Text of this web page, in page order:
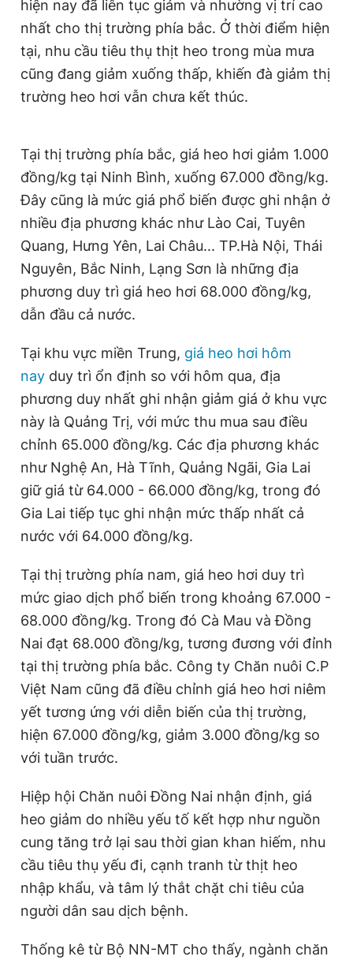
Hotline
0906 645 777
Liên hệ quảng cáo
0908 780 404
Đặt báo Quảng cáo Tòa soạn Chính sách bảo
Tổng biên tập: Nguyễn Ngọc Toàn
Phó tổng biên tập thường trực: Hải Thành
Tổng thư ký tòa soạn: Đức Trung
Giấy phép xuất bản số 110/GP - BTTTT cấp ngày 24.3.2020
© 2003-2026 Bản quyền thuộc về Báo Thanh Niên. Cấm sao
chép dưới mọi hình thức nếu không có sự chấp thuận bằng văn
bản. Phát triển bởi ePi Technologies, JSC.
hiện nay đã liên tục giảm và nhường vị trí cao
nhất cho thị trường phía bắc. Ở thời điểm hiện
tại, nhu cầu tiêu thụ thịt heo trong mùa mưa
cũng đang giảm xuống thấp, khiến đà giảm thị
trường heo hơi vẫn chưa kết thúc.
Tại thị trường phía bắc, giá heo hơi giảm 1.000
đồng/kg tại Ninh Bình, xuống 67.000 đồng/kg.
Đây cũng là mức giá phổ biến được ghi nhận ở
nhiều địa phương khác như Lào Cai, Tuyên
Quang, Hưng Yên, Lai Châu... TP.Hà Nội, Thái
Nguyên, Bắc Ninh, Lạng Sơn là những địa
phương duy trì giá heo hơi 68.000 đồng/kg,
dẫn đầu cả nước.
Tại khu vực miền Trung, giá heo hơi hôm
nay duy trì ổn định so với hôm qua, địa
phương duy nhất ghi nhận giảm giá ở khu vực
này là Quảng Trị, với mức thu mua sau điều
chỉnh 65.000 đồng/kg. Các địa phương khác
như Nghệ An, Hà Tĩnh, Quảng Ngãi, Gia Lai
giữ giá từ 64.000 - 66.000 đồng/kg, trong đó
Gia Lai tiếp tục ghi nhận mức thấp nhất cả
nước với 64.000 đồng/kg.
Tại thị trường phía nam, giá heo hơi duy trì
mức giao dịch phổ biến trong khoảng 67.000 -
68.000 đồng/kg. Trong đó Cà Mau và Đồng
Nai đạt 68.000 đồng/kg, tương đương với đỉnh
tại thị trường phía bắc. Công ty Chăn nuôi C.P
Việt Nam cũng đã điều chỉnh giá heo hơi niêm
yết tương ứng với diễn biến của thị trường,
hiện 67.000 đồng/kg, giảm 3.000 đồng/kg so
với tuần trước.
Hiệp hội Chăn nuôi Đồng Nai nhận định, giá
heo giảm do nhiều yếu tố kết hợp như nguồn
cung tăng trở lại sau thời gian khan hiếm, nhu
cầu tiêu thụ yếu đi, cạnh tranh từ thịt heo
nhập khẩu, và tâm lý thắt chặt chi tiêu của
người dân sau dịch bệnh.
Thống kê từ Bộ NN-MT cho thấy, ngành chăn